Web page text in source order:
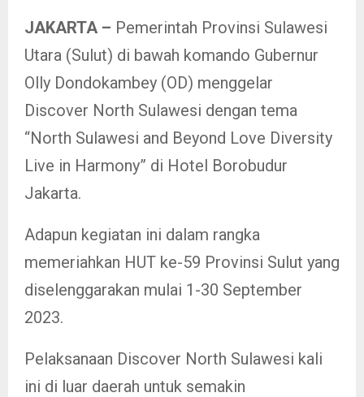
JAKARTA – Pemerintah Provinsi Sulawesi
Utara (Sulut) di bawah komando Gubernur
Olly Dondokambey (OD) menggelar
Discover North Sulawesi dengan tema
“North Sulawesi and Beyond Love Diversity
Live in Harmony” di Hotel Borobudur
Jakarta.
Adapun kegiatan ini dalam rangka
memeriahkan HUT ke-59 Provinsi Sulut yang
diselenggarakan mulai 1-30 September
2023.
Pelaksanaan Discover North Sulawesi kali
ini di luar daerah untuk semakin